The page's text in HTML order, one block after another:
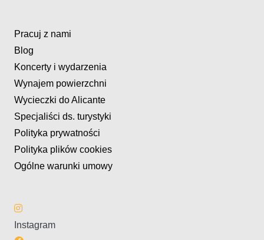
Pracuj z nami
Blog
Koncerty i wydarzenia
Wynajem powierzchni
Wycieczki do Alicante
Specjaliści ds. turystyki
Polityka prywatności
Polityka plików cookies
Ogólne warunki umowy
Instagram